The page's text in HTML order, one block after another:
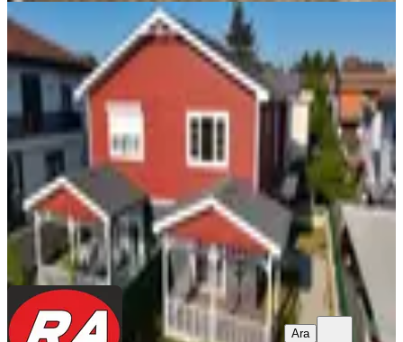
YENİ
Silivri Klassis Bölgesi Deniz Manzaralı
3+1 Ahşap İkiz Villa
Silivri, Mimar Sinan Mahallesi
3+1· 130 m²·05.08.2026
11.500.000 ₺
RA gayrimenkul Yasin Astan
Ara